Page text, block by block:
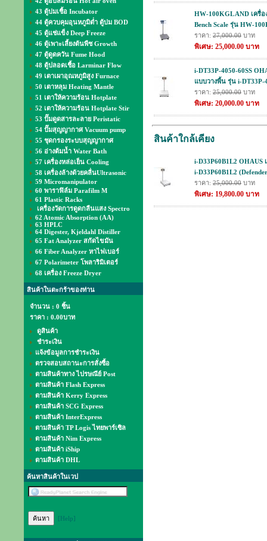
43 ตู้บ่มเชื้อ Incubator
44 ตู้ควบคุมอุนหภูมิต่ำ ตู้บ่ม BOD
45 ตู้แช่แข็ง Deep Freeze
46 ตู้เพาะเลี้ยงต้นพืช Growth
47 ตู้ดูดควัน Fume Hood
48 ตู้ปลอดเชื้อ Larminar Flow
49 เตาเผาอุณหภูมิสูง Furnace
50 เตาหลุม Heating Mantle
51 เตาให้ความร้อน Hotplate
52 เตาให้ความร้อน Hotplate Stir
53 ปั๊มดูดสารละลาย Peristatic
54 ปั๊มสุญญากาศ Vacuum pump
55 ชุดกรองระบบสุญญากาศ
56 อ่างต้มน้ำ Water Bath
57 เครื่องหล่อเย็น Cooling
58 เครื่องล้างด้วยคลื่นUltrasonic
59 Micromanipulator
60 พาราฟิล์ม Parafilm M
61 Plastic Racks
เครื่องวัดการดูดกลืนแสง Spectro
62 Atomic Absorption (AA)
63 HPLC
64 Digester, Kjeldahl Distiller
65 Fat Analyzer สกัดไขมัน
66 Fiber Analyzer หาไฟเบอร์
67 Polarimeter โพลาริมิเตอร์
68 เครื่อง Freeze Dryer
สินค้าในตะกร้าของท่าน
จำนวน : 0 ชิ้น
ราคา : 0.00บาท
ดูสินค้า
ชำระเงิน
แจ้งข้อมูลการชำระเงิน
ตรวจสอบสถานะการสั่งซื้อ
ตามสินค้าทาง ไปรษณีย์ Post
ตามสินค้า Flash Express
ตามสินค้า Kerry Express
ตามสินค้า SCG Express
ตามสินค้า InterExpress
ตามสินค้า TP Logis ไทยพาร์เซิล
ตามสินค้า Nim Express
ตามสินค้า iShip
ตามสินค้า DHL
ค้นหาสินค้าในเวป
[Help]
HW-100KGL AND เครื่
Bench Scale รุ่น HW-
ราคา: 27,000.00 บาท
พิเศษ: 25,000.00 บาท
i-DT33P-4050-60SS
แบบวางพื้น รุ่น i-DT33P-
ราคา: 25,000.00 บาท
พิเศษ: 20,000.00 บาท
สินค้าใกล้เคียง
i-D33P60B1L2
i-D33P60B1L2
ราคา: 25,000.00 บาท
พิเศษ: 19,800.00 บาท